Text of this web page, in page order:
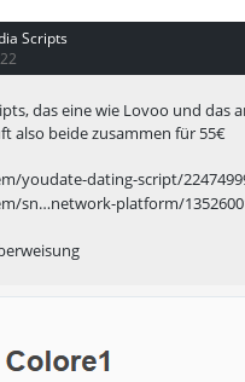
Scripts
das eine wie Lovoo und das
also beide zusammen für 55€
youdate-dating-script/
sn…network-platform/